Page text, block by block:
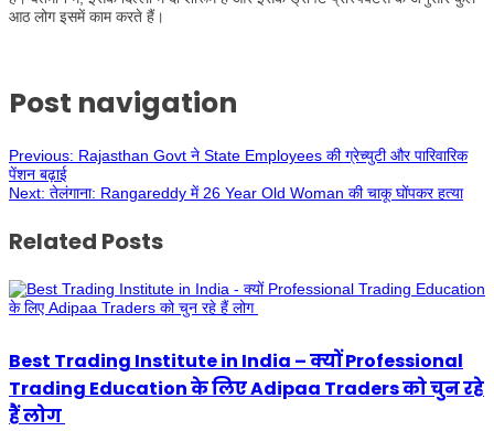
आठ लोग इसमें काम करते हैं।
Post navigation
Previous: Rajasthan Govt ने State Employees की ग्रेच्युटी और पारिवारिक
पेंशन बढ़ाई
Next: तेलंगाना: Rangareddy में 26 Year Old Woman की चाकू घोंपकर हत्या
Related Posts
Best Trading Institute in India – क्यों Professional
Trading Education के लिए Adipaa Traders को चुन रहे
हैं लोग